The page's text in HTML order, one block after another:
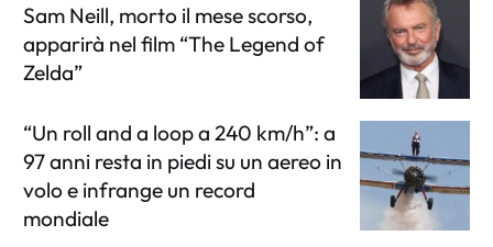
Sam Neill, morto il mese scorso,
apparirà nel film “The Legend of
Zelda”
“Un roll and a loop a 240 km/h”: a
97 anni resta in piedi su un aereo in
volo e infrange un record
mondiale